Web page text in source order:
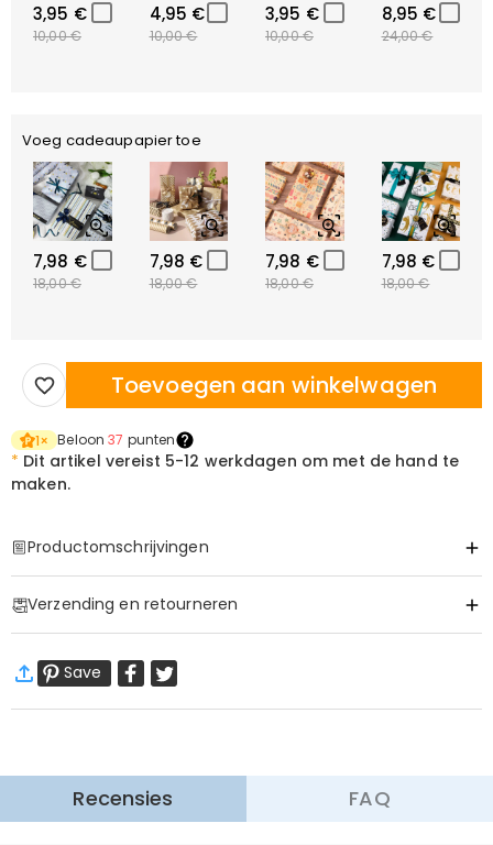
3,95 €
10,00 €
4,95 €
10,00 €
3,95 €
10,00 €
8,95 €
24,00 €
Voeg cadeaupapier toe
7,98 €
18,00 €
7,98 €
18,00 €
7,98 €
18,00 €
7,98 €
18,00 €
Toevoegen aan winkelwagen
1× Beloon37 punten
* Dit artikel vereist 5-12 werkdagen om met de hand te
maken.
Productomschrijvingen
Verzending en retourneren
Wij willen dat u zich comfortabel en zeker voelt tijdens het
Save
Recensies FAQ